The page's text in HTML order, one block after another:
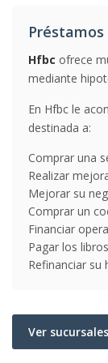
Hfbc ofrece
mediante
En Hfbc le
destinada a:
Comprar una
Realizar
Mejorar su
Comprar un
Financiar
Pagar los
Refinanciar su
Ver